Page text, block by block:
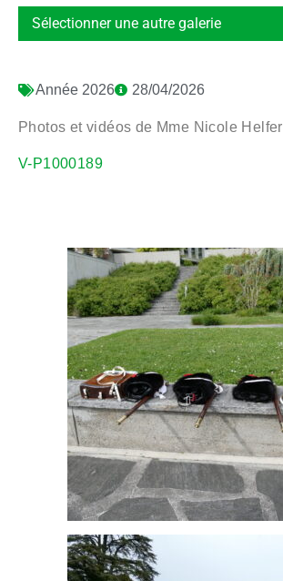
Année 2026 28/04/2026
Photos et vidéos de Mme Nicole Helfer
V-P1000189